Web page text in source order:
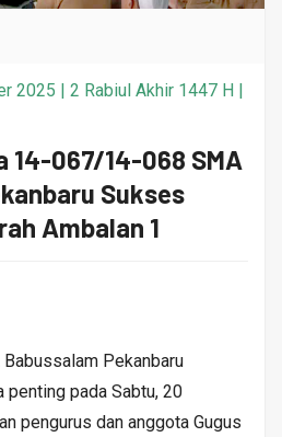
2025 | 2 Rabiul Akhir 1447 H |
14-067/14-068 SMA
Sukses
Ambalan 1
Pekanbaru
penting pada Sabtu, 20
pengurus dan anggota Gugus